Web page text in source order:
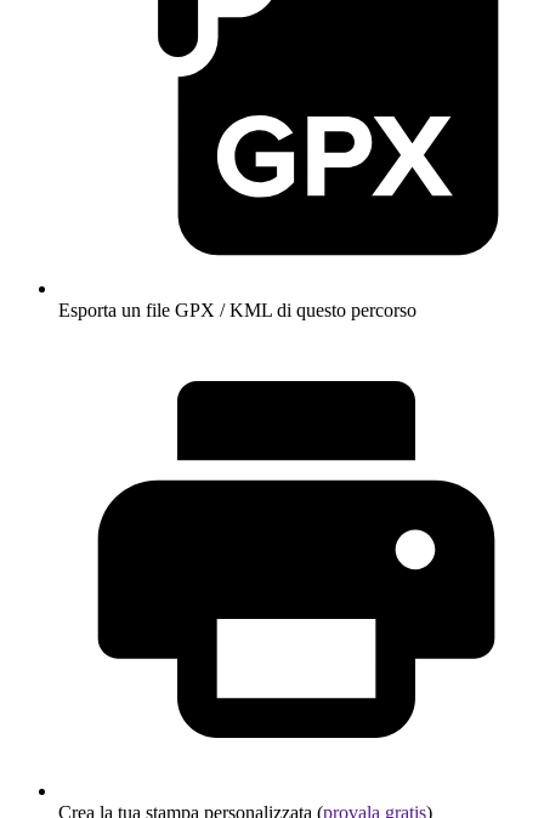
Esporta un file GPX / KML di questo percorso
Crea la tua stampa personalizzata (provala gratis)